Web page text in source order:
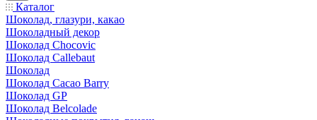
Каталог
Шоколад, глазури, какао
Шоколадный декор
Шоколад Chocovic
Шоколад Callebaut
Шоколад
Шоколад Cacao Barry
Шоколад GP
Шоколад Belcolade